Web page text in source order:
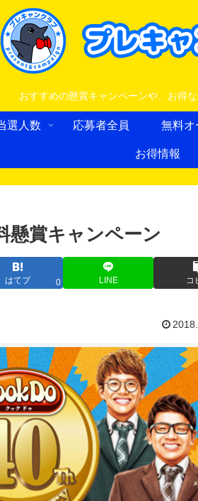
おすすめの懸賞キャンペーンや、お得
選人数 応募者全員 無料オ
お得情報
懸賞キャンペーン
はてブ 0 LINE コ